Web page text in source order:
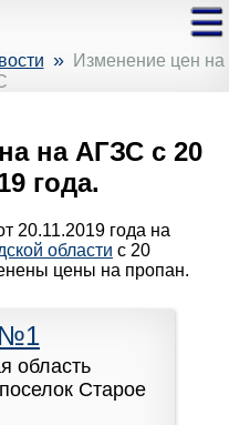
» Изменение цен на
на АГЗС с 20
года.
20.11.2019 года на
области с 20
цены на пропан.
область
Старое